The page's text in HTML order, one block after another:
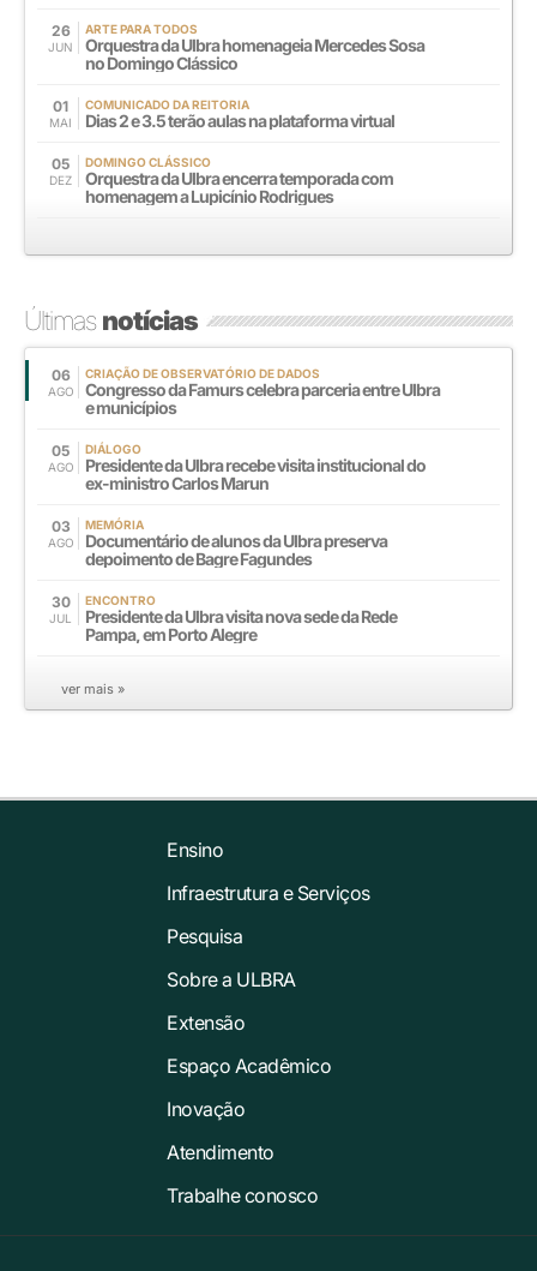
26
JUN
ARTE PARA TODOS
Orquestra da Ulbra homenageia Mercedes Sosa
no Domingo Clássico
01
MAI
COMUNICADO DA REITORIA
Dias 2 e 3.5 terão aulas na plataforma virtual
05
DEZ
DOMINGO CLÁSSICO
Orquestra da Ulbra encerra temporada com
homenagem a Lupicínio Rodrigues
Últimasnotícias
06
AGO
CRIAÇÃO DE OBSERVATÓRIO DE DADOS
Congresso da Famurs celebra parceria entre Ulbra
e municípios
05
AGO
DIÁLOGO
Presidente da Ulbra recebe visita institucional do
ex-ministro Carlos Marun
03
AGO
MEMÓRIA
Documentário de alunos da Ulbra preserva
depoimento de Bagre Fagundes
30
JUL
ENCONTRO
Presidente da Ulbra visita nova sede da Rede
Pampa, em Porto Alegre
ver mais »
Ensino
Infraestrutura e Serviços
Pesquisa
Sobre a ULBRA
Extensão
Espaço Acadêmico
Inovação
Atendimento
Trabalhe conosco